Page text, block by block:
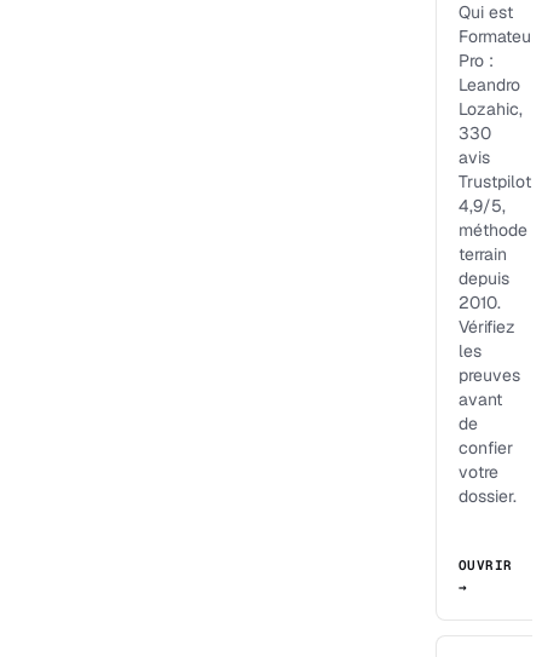
Qui est
Formateur
Pro :
Leandro
Lozahic,
330
avis
Trustpilot
4,9/5,
méthode
terrain
depuis
2010.
Vérifiez
les
preuves
avant
de
confier
votre
dossier.
OUVRIR
→